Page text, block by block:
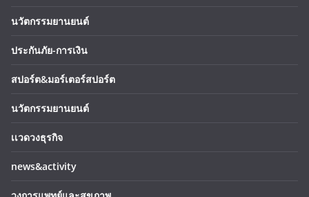
นวัตกรรมยานยนต์
ประกันภัย-การเงิน
สปอร์ต&มอร์เตอร์สปอร์ต
นวัตกรรมยานยนต์
เเวดวงธุรกิจ
news&activity